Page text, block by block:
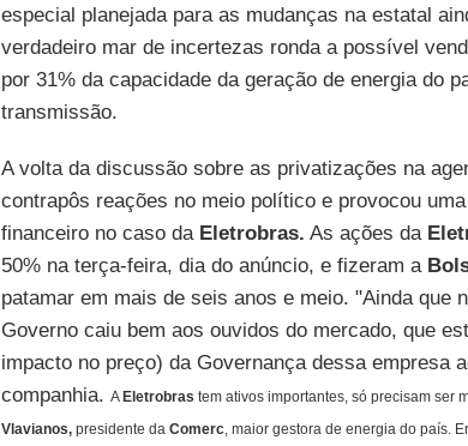
especial planejada para as mudanças na estatal
verdadeiro mar de incertezas ronda a possível
por 31% da capacidade da geração de energia do
transmissão.
A volta da discussão sobre as privatizações na
contrapôs reações no meio político e provocou
financeiro no caso da Eletrobras. As ações da
50% na terça-feira, dia do anúncio, e fizeram a
patamar em mais de seis anos e meio. "Ainda que
Governo caiu bem aos ouvidos do mercado, que
impacto no preço) da Governança dessa empresa
companhia. A Eletrobras tem ativos importantes, só precisam ser
Vlavianos,presidente da Comerc, maior gestora de energia do país.